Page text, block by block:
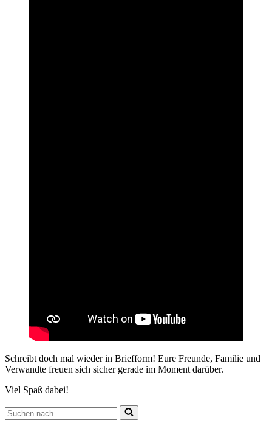
Schreibt doch mal wieder in Briefform! Eure Freunde, Familie und
Verwandte freuen sich sicher gerade im Moment darüber.
Viel Spaß dabei!
Suchen
nach …